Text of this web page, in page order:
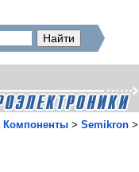
Компоненты > Semikron